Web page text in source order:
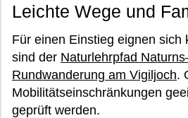
Leichte Wege und
Für einen Einstieg eignen
sind der Naturlehrpfad
Rundwanderung am Vigiljoch.
Mobilitätseinschränkungen
geprüft werden.